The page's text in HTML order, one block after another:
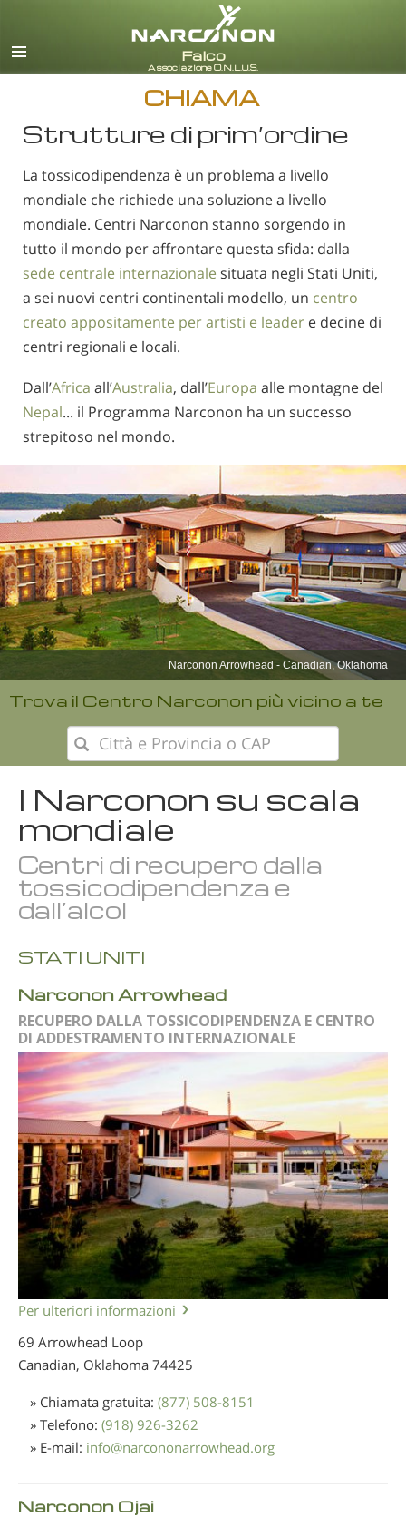
italiano
CHIAMA
Strutture di prim’ordine
La tossicodipendenza è un problema a livello
mondiale che richiede una soluzione a livello
mondiale. Centri Narconon stanno sorgendo in
tutto il mondo per affrontare questa sfida: dalla
sede centrale internazionale situata negli Stati Uniti,
a sei nuovi centri continentali modello, un centro
creato appositamente per artisti e leader e decine di
centri regionali e locali.
Dall’Africa all’Australia, dall’Europa alle montagne del
Nepal... il Programma Narconon ha un successo
strepitoso nel mondo.
Narconon Nepal
Trova il Centro Narconon più vicino a te
I Narconon su scala
mondiale
Centri di recupero dalla
tossicodipendenza e
dall’alcol
STATI UNITI
Narconon Arrowhead
RECUPERO DALLA TOSSICODIPENDENZA E CENTRO
DI ADDESTRAMENTO INTERNAZIONALE
Per ulteriori informazioni
69 Arrowhead Loop
Canadian, Oklahoma 74425
» Chiamata gratuita: (877) 508-8151
» Telefono: (918) 926-3262
» E-mail: info@narcononarrowhead.org
Narconon Ojai